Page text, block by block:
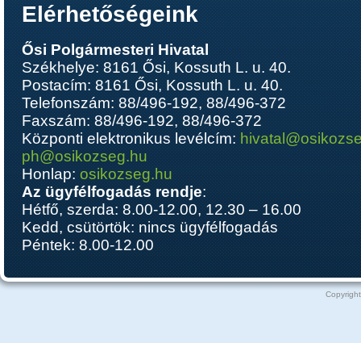
Elérhetőségeink
Ősi Polgármesteri Hivatal
Székhelye: 8161 Ősi, Kossuth L. u. 40.
Postacím: 8161 Ősi, Kossuth L. u. 40.
Telefonszám: 88/496-192, 88/496-372
Faxszám: 88/496-192, 88/496-372
Központi elektronikus levélcím:
ph@osikozseg.hu
Honlap:osikozseg.hu
Az ügyfélfogadás rendje:
Hétfő, szerda: 8.00-12.00, 12.30 – 16.00
Kedd, csütörtök: nincs ügyfélfogadás
Péntek: 8.00-12.00